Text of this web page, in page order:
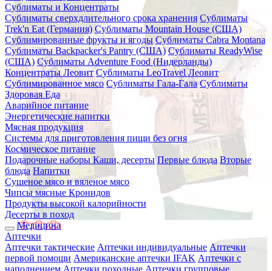
Сублиматы и Концентраты
Сублиматы сверхдлительного срока хранения Сублиматы
Trek'n Eat (Германия) Сублиматы Mountain House (США)
Сублимированные фрукты и ягоды Сублиматы Cabra Montana
Сублиматы Backpacker's Pantry (США) Сублиматы ReadyWise
(США) Сублиматы Adventure Food (Нидерланды)
Концентраты Леовит Сублиматы LeoTravel Леовит
Сублимированное мясо Сублиматы Гала-Гала Сублиматы
Здоровая Еда
Аварийное питание
Энергетические напитки
Мясная продукция
Системы для приготовления пищи без огня
Космическое питание
Подарочные наборы Каши, десерты Первые блюда Вторые
блюда Напитки
Сушеное мясо и вяленое мясо
Чипсы мясные Кронидов
Продукты высокой калорийности
Десерты в поход
Медицина
Аптечки
Аптечки тактические Аптечки индивидуальные Аптечки
первой помощи Американские аптечки IFAK Аптечки с